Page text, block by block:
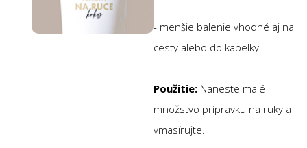
- menšie balenie vhodné aj na
cesty alebo do kabelky
Použitie: Naneste malé
množstvo prípravku na ruky a
vmasírujte.